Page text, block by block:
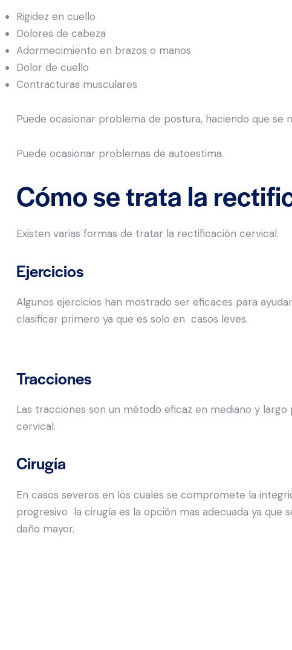
Rigidez en cuello
Dolores de cabeza
Adormecimiento en brazos o manos
Dolor de cuello
Contracturas musculares
Puede ocasionar problema de postura, haciendo que se
Puede ocasionar problemas de autoestima.
Cómo se trata la
Existen varias formas de tratar la rectificación cervical.
Ejercicios
Algunos ejercicios han mostrado ser eficaces para
clasificar primero ya que es solo en casos leves.
Tracciones
Las tracciones son un método eficaz en mediano y
cervical.
Cirugía
En casos severos en los cuales se compromete la
progresivo la cirugía es la opción mas adecuada ya que
daño mayor.